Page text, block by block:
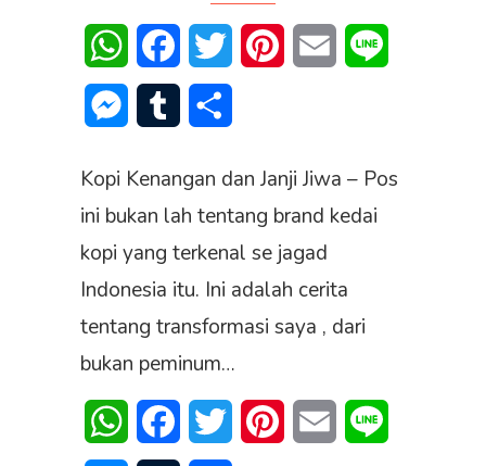
WhatsAppFacebookTwitter PinterestEmail
Messenger
Tumblr
Kopi Kenangan dan Janji Jiwa – Pos
ini bukan lah tentang brand kedai
kopi yang terkenal se jagad
Indonesia itu. Ini adalah cerita
tentang transformasi saya , dari
bukan peminum…
WhatsAppFacebookTwitter PinterestEmail